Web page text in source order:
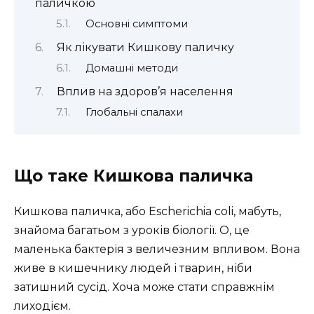
паличкою
Основні симптоми
Як лікувати Кишкову паличку
Домашні методи
Вплив на здоров’я населення
Глобальні спалахи
Що таке Кишкова паличка
Кишкова паличка, або Escherichia coli, мабуть,
знайома багатьом з уроків біології. О, це
маленька бактерія з величезним впливом. Вона
живе в кишечнику людей і тварин, ніби
затишний сусід. Хоча може стати справжнім
лиходієм.